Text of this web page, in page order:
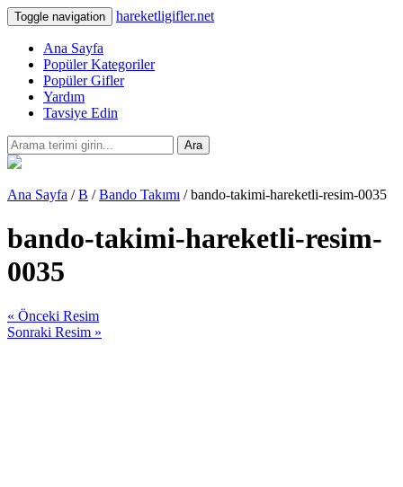
Toggle navigation hareketligifler.net
Ana Sayfa
Popüler Kategoriler
Popüler Gifler
Yardım
Tavsiye Edin
Ara
Ana Sayfa /B /Bando Takımı / bando-takimi-hareketli-resim-0035
bando-takimi-hareketli-resim-
0035
« Önceki Resim
Sonraki Resim »